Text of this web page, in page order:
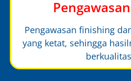
Pengawasan finishing
yang ketat, sehingga